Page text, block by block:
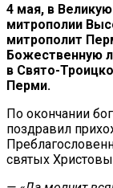
4 мая, в
митрополии
митрополит
Божественную
в Свято-
Перми.
По окончании
поздравил
святых